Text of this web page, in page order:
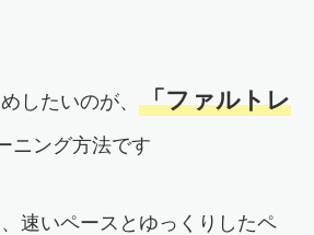
したいのが、 「ファルトレ
ニング方法です
速いペースとゆっくりしたペ